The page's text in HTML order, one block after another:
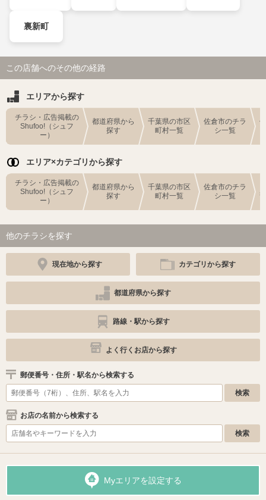
裏新町
この店舗へのその他の経路
エリアから探す
チラシ・広告掲載の
Shufoo!（シュフ
ー）
都道府県から
探す
千葉県の市区
町村一覧
佐倉市のチラ
シ一覧
エリア×カテゴリから探す
チラシ・広告掲載の
Shufoo!（シュフ
ー）
都道府県から
探す
千葉県の市区
町村一覧
佐倉市のチラ
シ一覧
他のチラシを探す
現在地から探す カテゴリから探す
都道府県から探す
路線・駅から探す
よく行くお店から探す
郵便番号・住所・駅名から検索する
お店の名前から検索する
Myエリアを設定する